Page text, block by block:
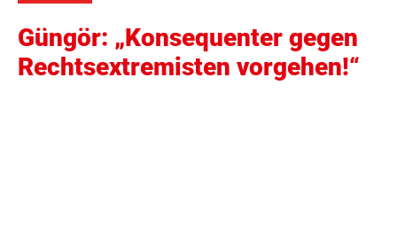
Güngör: „Konsequenter gegen
Rechtsextremisten vorgehen!“